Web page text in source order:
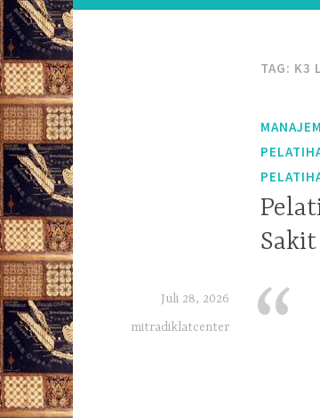
TAG: K3
Juli 28, 2026
mitradiklatcenter